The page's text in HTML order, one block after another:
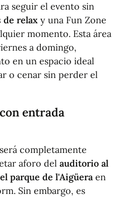
seguir el evento sin
de relax y una Fun Zone
momento. Esta área
a domingo,
en un espacio ideal
o cenar sin perder el
entrada
será completamente
aforo del auditorio al
parque de l'Aigüera en
Sin embargo, es